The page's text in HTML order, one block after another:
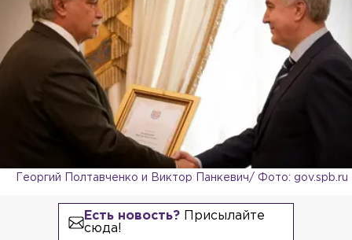
Георгий Полтавченко и Виктор Панкевич/ Фото: gov.spb.ru
Есть новость?Присылайте
сюда!